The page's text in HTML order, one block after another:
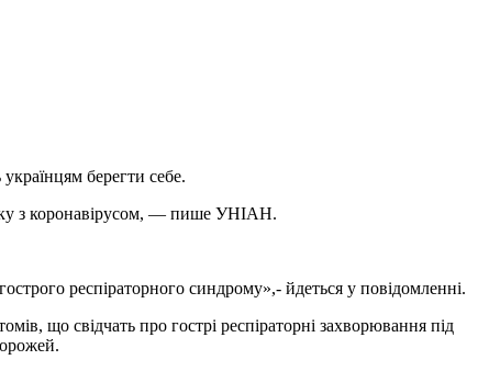
берегти себе.
з коронавірусом, — пише УНІАН.
респіраторного синдрому»,- йдеться у повідомленні.
що свідчать про гострі респіраторні захворювання під